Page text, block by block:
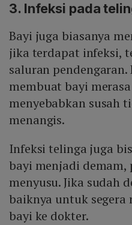
3. Infeksi pada
Bayi juga biasanya
jika terdapat infeksi,
saluran
membuat bayi
menyebabkan susah
menangis.
Infeksi telinga juga
bayi menjadi demam,
menyusu. Jika sudah
baiknya untuk segera
bayi ke dokter.